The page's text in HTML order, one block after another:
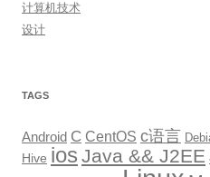
计算机技术
设计
TAGS
Android C CentOS c语言
Hive ios Java && J2EE